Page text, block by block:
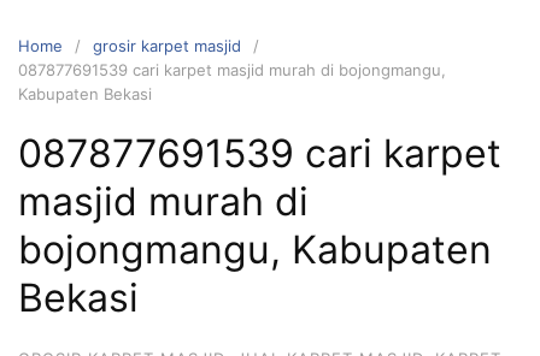
Home
grosir karpet masjid
087877691539 cari karpet masjid murah di bojongmangu,
Kabupaten Bekasi
087877691539 cari karpet
masjid murah di
bojongmangu, Kabupaten
Bekasi